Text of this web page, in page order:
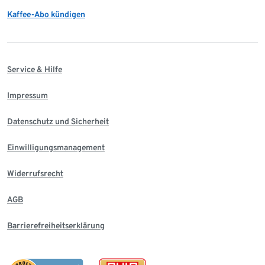
Kaffee-Abo kündigen
Service & Hilfe
Impressum
Datenschutz und Sicherheit
Einwilligungsmanagement
Widerrufsrecht
AGB
Barrierefreiheitserklärung